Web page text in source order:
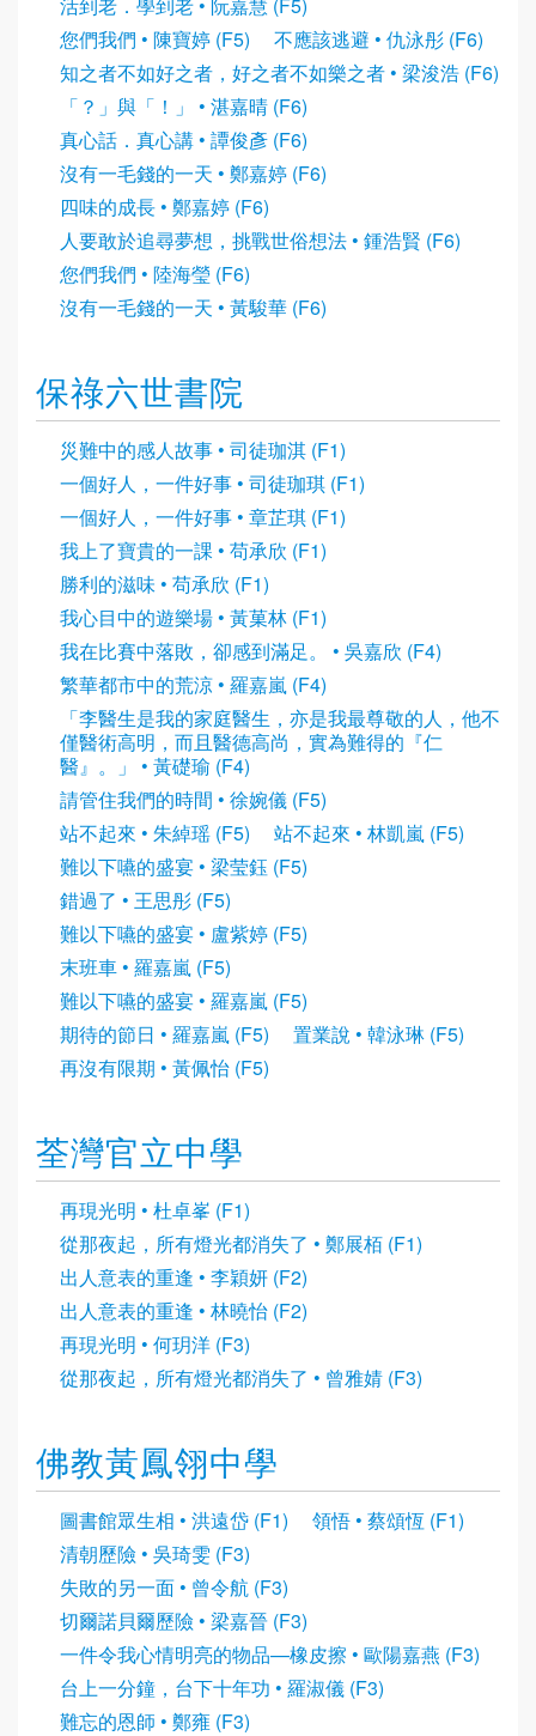
您們我們 • 陳寶婷 (F5)
不應該逃避 • 仇泳彤 (F6)
知之者不如好之者，好之者不如樂之者 • 梁浚浩 (F6)
「？」與「！」 • 湛嘉晴 (F6)
真心話．真心講 • 譚俊彥 (F6)
沒有一毛錢的一天 • 鄭嘉婷 (F6)
四味的成長 • 鄭嘉婷 (F6)
人要敢於追尋夢想，挑戰世俗想法 • 鍾浩賢 (F6)
您們我們 • 陸海瑩 (F6)
沒有一毛錢的一天 • 黃駿華 (F6)
保祿六世書院
災難中的感人故事 • 司徒珈淇 (F1)
一個好人，一件好事 • 司徒珈琪 (F1)
一個好人，一件好事 • 章芷琪 (F1)
我上了寶貴的一課 • 苟承欣 (F1)
勝利的滋味 • 苟承欣 (F1)
我心目中的遊樂場 • 黃菓林 (F1)
我在比賽中落敗，卻感到滿足。 • 吳嘉欣 (F4)
繁華都市中的荒涼 • 羅嘉嵐 (F4)
「李醫生是我的家庭醫生，亦是我最尊敬的人，他不
僅醫術高明，而且醫德高尚，實為難得的『仁
醫』。」 • 黃礎瑜 (F4)
請管住我們的時間 • 徐婉儀 (F5)
站不起來 • 朱綽瑶 (F5)
站不起來 • 林凱嵐 (F5)
難以下嚥的盛宴 • 梁莹鈺 (F5)
錯過了 • 王思彤 (F5)
難以下嚥的盛宴 • 盧紫婷 (F5)
末班車 • 羅嘉嵐 (F5)
難以下嚥的盛宴 • 羅嘉嵐 (F5)
期待的節日 • 羅嘉嵐 (F5)
置業說 • 韓泳琳 (F5)
再沒有限期 • 黃佩怡 (F5)
荃灣官立中學
再現光明 • 杜卓峯 (F1)
從那夜起，所有燈光都消失了 • 鄭展栢 (F1)
出人意表的重逢 • 李穎妍 (F2)
出人意表的重逢 • 林曉怡 (F2)
再現光明 • 何玥洋 (F3)
從那夜起，所有燈光都消失了 • 曾雅婧 (F3)
佛教黃鳳翎中學
圖書館眾生相 • 洪遠岱 (F1)
領悟 • 蔡頌恆 (F1)
清朝歷險 • 吳琦雯 (F3)
失敗的另一面 • 曾令航 (F3)
切爾諾貝爾歷險 • 梁嘉晉 (F3)
一件令我心情明亮的物品—橡皮擦 • 歐陽嘉燕 (F3)
台上一分鐘，台下十年功 • 羅淑儀 (F3)
難忘的恩師 • 鄭雍 (F3)